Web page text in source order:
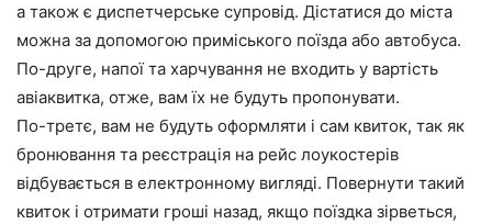
а також є диспетчерське супровід. Дістатися до міста
можна за допомогою приміського поїзда або автобуса.
По-друге, напої та харчування не входить у вартість
авіаквитка, отже, вам їх не будуть пропонувати.
По-третє, вам не будуть оформляти і сам квиток, так як
бронювання та реєстрація на рейс лоукостерів
відбувається в електронному вигляді. Повернути такий
квиток і отримати гроші назад, якщо поїздка зірветься,